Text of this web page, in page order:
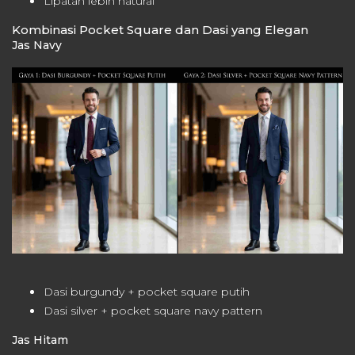
Kombinasi Pocket Square dan Dasi yang Elegan
Jas Navy
Dasi burgundy + pocket square putih
Dasi silver + pocket square navy pattern
Jas Hitam